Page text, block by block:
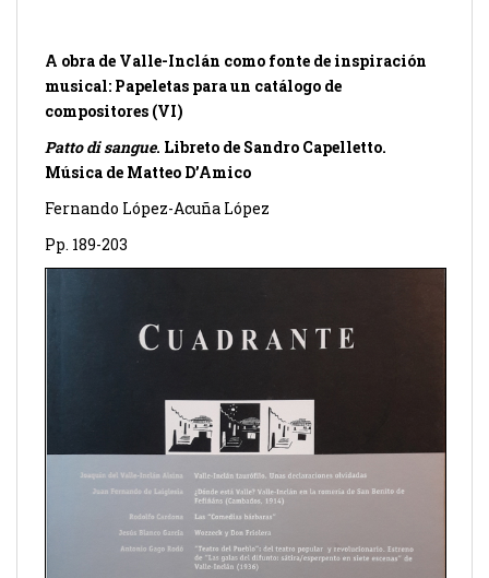
A obra de Valle-Inclán como fonte de inspiración
musical: Papeletas para un catálogo de
compositores (VI)
Patto di sangue. Libreto de Sandro Capelletto.
Música de Matteo D’Amico
Fernando López-Acuña López
Pp. 189-203